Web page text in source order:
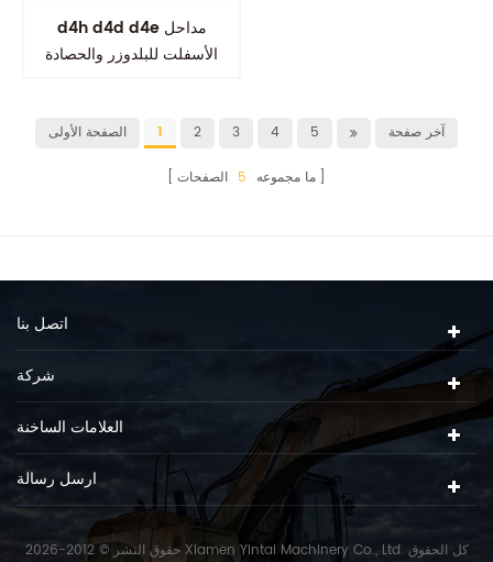
d4h d4d d4e مداحل
الأسفلت للبلدوزر والحصادة
الصفحة الأولى 1 2 3 4 5 آخر صفحة
ما مجموعه 5 الصفحات
اتصل بنا
شركة
العلامات الساخنة
ارسل رسالة
حقوق النشر © 2012-2026 Xiamen Yintai Machinery Co., Ltd. كل الحقوق